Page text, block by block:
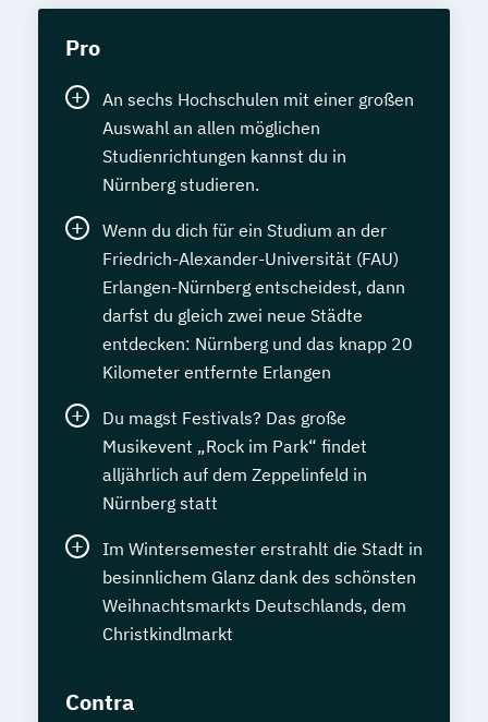
Pro
An sechs Hochschulen mit einer großen
Auswahl an allen möglichen
Studienrichtungen kannst du in
Nürnberg studieren.
Wenn du dich für ein Studium an der
Friedrich-Alexander-Universität (FAU)
Erlangen-Nürnberg entscheidest, dann
darfst du gleich zwei neue Städte
entdecken: Nürnberg und das knapp 20
Kilometer entfernte Erlangen
Du magst Festivals? Das große
Musikevent „Rock im Park“ findet
alljährlich auf dem Zeppelinfeld in
Nürnberg statt
Im Wintersemester erstrahlt die Stadt in
besinnlichem Glanz dank des schönsten
Weihnachtsmarkts Deutschlands, dem
Christkindlmarkt
Contra